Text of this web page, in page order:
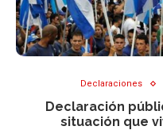
Declaraciones
Declaración
situación que